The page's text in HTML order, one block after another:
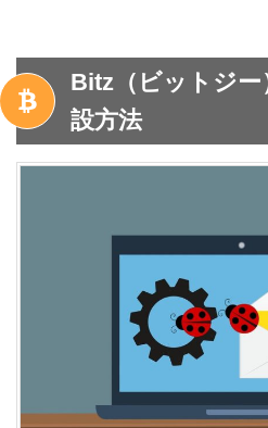
Bitz（ビットジー
設方法